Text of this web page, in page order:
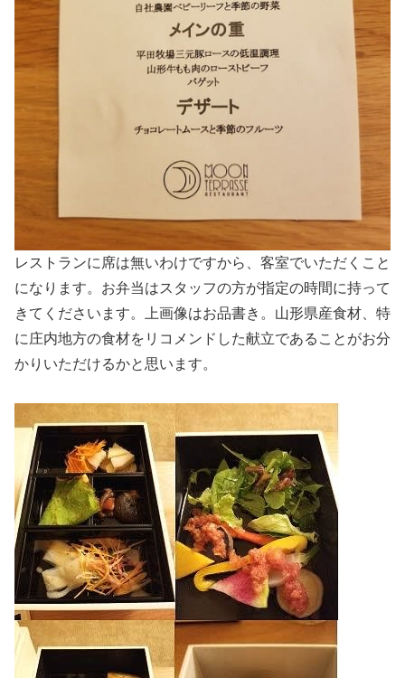
レストランに席は無いわけですから、客室でいただくこと
になります。お弁当はスタッフの方が指定の時間に持って
きてくださいます。上画像はお品書き。山形県産食材、特
に庄内地方の食材をリコメンドした献立であることがお分
かりいただけるかと思います。